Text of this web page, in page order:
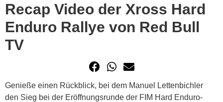
Recap Video der Xross Hard
Enduro Rallye von Red Bull
TV
Genieße einen Rückblick, bei dem Manuel Lettenbichler
den Sieg bei der Eröffnungsrunde der FIM Hard Enduro-